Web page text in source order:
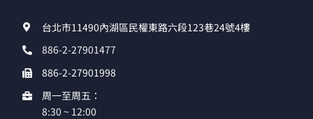
台北市11490內湖區民權東路六段123巷24號4樓
886-2-27901477
886-2-27901998
周一至周五：
8:30 ~ 12:00